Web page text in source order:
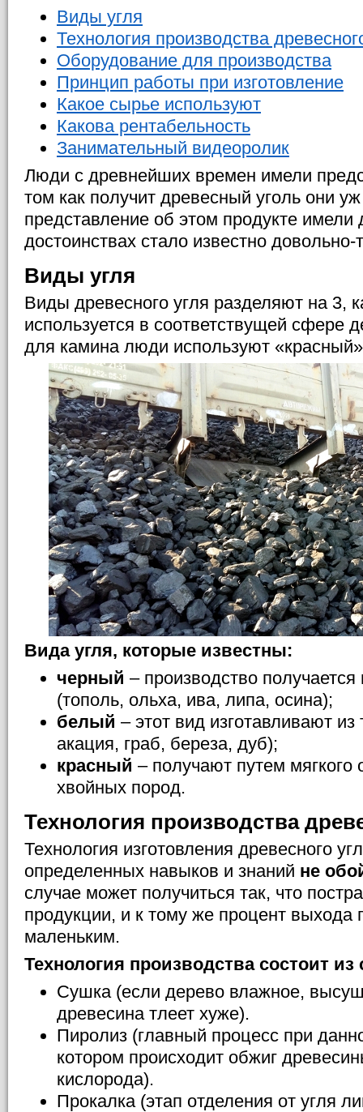
Виды угля
Технология производства
Оборудование для производства
Принцип работы при изготовление
Какое сырье используют
Какова рентабельность
Занимательный видеоролик
Люди с древнейших времен имели
том как получит древесный уголь они
представление об этом продукте имели
достоинствах стало известно довольно-
Виды угля
Виды древесного угля разделяют на 3,
используется в соответствущей сфере
для камина люди используют
Вида угля, которые известны:
черный – производство
(тополь, ольха, ива, липа, осина);
белый – этот вид изготавливают
акация, граб, береза, дуб);
красный – получают путем мягкого
хвойных пород.
Технология производства
Технология изготовления древесного
определенных навыков и знаний не
случае может получиться так, что
продукции, и к тому же процент выхода
маленьким.
Технология производства состоит
Сушка (если дерево влажное,
древесина тлеет хуже).
Пиролиз (главный процесс при
котором происходит обжиг
кислорода).
Прокалка (этап отделения от угля